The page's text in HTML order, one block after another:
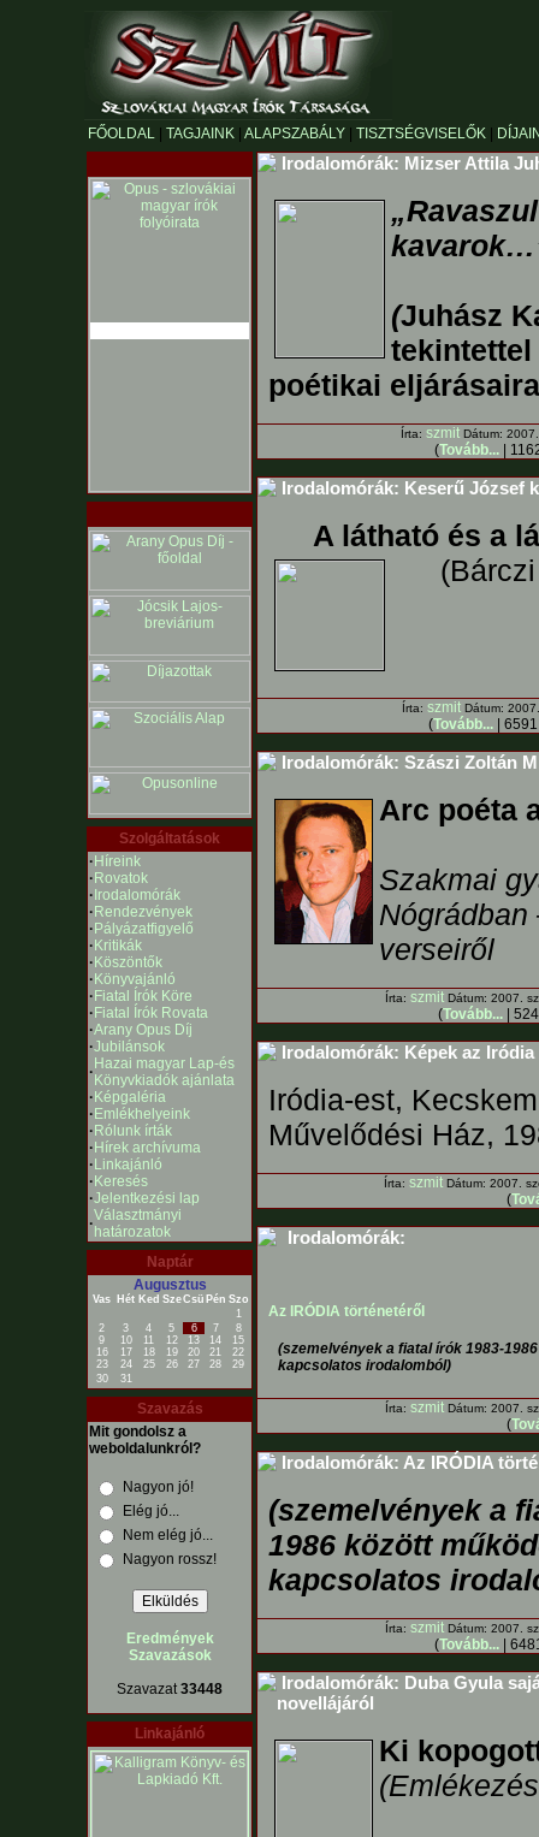
FŐOLDAL TAGJAINK ALAPSZABÁLY TISZTSÉGVISELŐK
Szolgáltatások
· Híreink
· Rovatok
· Irodalomórák
· Rendezvények
· Pályázatfigyelő
· Kritikák
· Köszöntők
· Könyvajánló
· Fiatal Írók Köre
· Fiatal Írók Rovata
·Arany Opus Díj
·Jubilánsok
· Hazai magyar Lap-és
Könyvkiadók ajánlata
· Képgaléria
· Emlékhelyeink
· Rólunk írták
· Hírek archívuma
· Linkajánló
· Keresés
·Jelentkezési lap
·Választmányi
határozatok
Naptár
Augusztus
Vas Hét Ked SzeCsü Pén Szo
1
2
3 4 5 6 7
8
9
10 11 12 13 14
15
16
17 18 19 20 21
22
23
24 25 26 27 28
29
30
31
Szavazás
Mit gondolsz a
weboldalunkról?
Nagyon jó!
Elég jó...
Nem elég jó...
Nagyon rossz!
Eredmények
Szavazások
Szavazat33448
Linkajánló
Irodalomórák: Mizser Attila
„Ravaszul
(Juhász
tekintettel
poétikai
Írta: szmit Dátum:
(Tovább... |
Irodalomórák: Keserű József
A látható és a
Írta: szmit Dátum:
(Tovább...| 6591
Irodalomórák: Szászi Zoltán
Arc poéta
Szakmai
verseiről
Írta: szmitDátum: 2007.
(Tovább... |
Irodalomórák: Képek az
Iródia-est,
Művelődési Ház,
Írta: szmit Dátum: 2007.
(
Irodalomórák:
Az IRÓDIA történetéről
(szemelvények a fiatal írók 1983-
kapcsolatos irodalomból)
Írta: szmitDátum: 2007.
(
Irodalomórák: Az IRÓDIA
(szemelvények a
1986 között
kapcsolatos
Írta: szmit Dátum: 2007.
(Tovább...|
Irodalomórák: Duba Gyula
novellájáról
Ki